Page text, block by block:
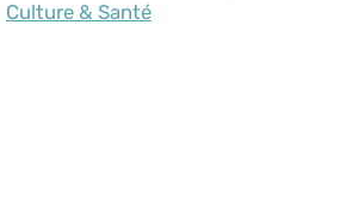
Culture & Santé